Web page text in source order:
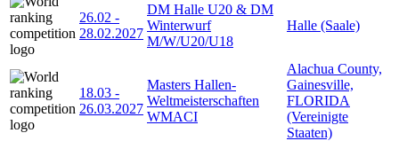
26.02 -
28.02.2027
DM Halle U20 & DM
Winterwurf
M/W/U20/U18
Halle (Saale)
18.03 -
26.03.2027
Masters Hallen-
Weltmeisterschaften
WMACI
Alachua County,
Gainesville,
FLORIDA
(Vereinigte
Staaten)